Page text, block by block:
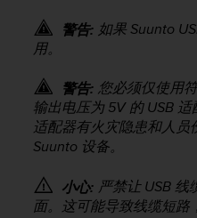
警告: 如果 Suunto
用。
警告: 您必须仅使用
输出电压为 5V 的 USB
适配器有火灾隐患和人
Suunto 设备。
小心: 严禁让 USB
面。这可能导致线缆短路